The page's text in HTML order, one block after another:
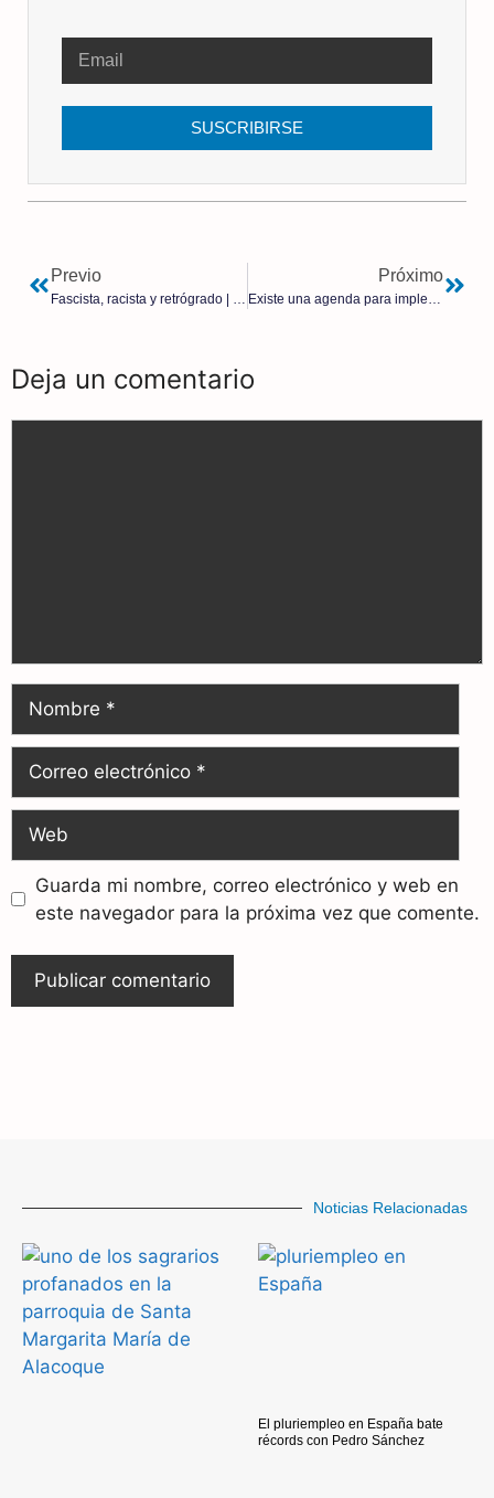
SUSCRIBIRSE
Previo Próximo
Deja un comentario
Guarda mi nombre, correo electrónico y web en
este navegador para la próxima vez que comente.
Noticias Relacionadas
El pluriempleo en España bate
récords con Pedro Sánchez